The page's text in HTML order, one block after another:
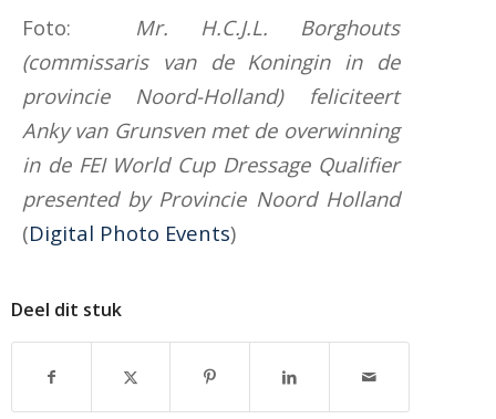
Foto: Mr. H.C.J.L. Borghouts
(commissaris van de Koningin in de
provincie Noord-Holland) feliciteert
Anky van Grunsven met de overwinning
in de FEI World Cup Dressage Qualifier
presented by Provincie Noord Holland
(Digital Photo Events)
Deel dit stuk